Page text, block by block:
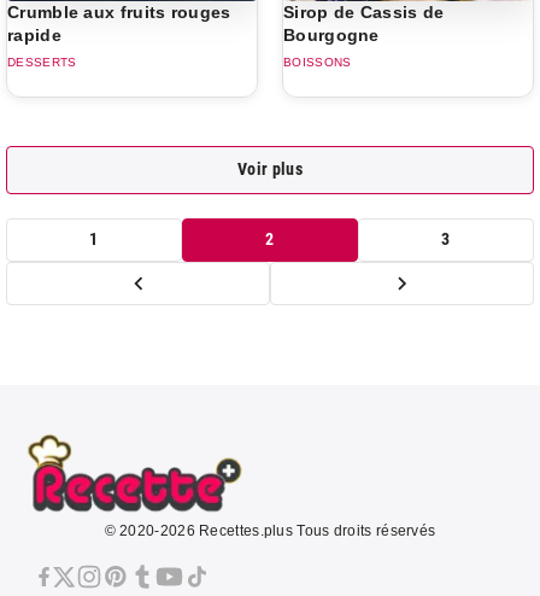
Crumble aux fruits rouges
rapide
DESSERTS
Sirop de Cassis de
Bourgogne
BOISSONS
Voir plus
1 2 3
© 2020-2026 Recettes.plus Tous droits réservés